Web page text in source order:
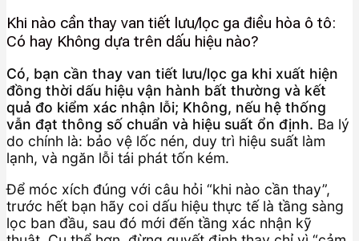
Khi nào cần thay van tiết lưu/lọc ga điều hòa ô tô:
Có hay Không dựa trên dấu hiệu nào?
Có, bạn cần thay van tiết lưu/lọc ga khi xuất hiện
đồng thời dấu hiệu vận hành bất thường và kết
quả đo kiểm xác nhận lỗi; Không, nếu hệ thống
vẫn đạt thông số chuẩn và hiệu suất ổn định. Ba lý
do chính là: bảo vệ lốc nén, duy trì hiệu suất làm
lạnh, và ngăn lỗi tái phát tốn kém.
Để móc xích đúng với câu hỏi “khi nào cần thay”,
trước hết bạn hãy coi dấu hiệu thực tế là tầng sàng
lọc ban đầu, sau đó mới đến tầng xác nhận kỹ